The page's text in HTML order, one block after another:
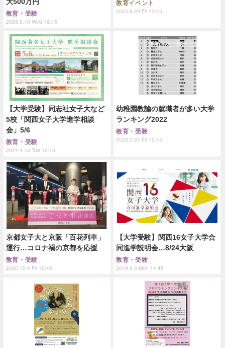
教育・受験
2025.9.10 Wed 19:15
教育イベント
2025.8.29 Fri 13:15
【大学受験】同志社女子大など
5校「関西女子大学進学相談
会」5/6
教育・受験
2024.4.16 Tue 12:15
幼稚園教諭の就職者が多い大学
ランキング2022
教育・受験
2023.2.24 Fri 10:15
京都女子大と京阪「百花列車」
運行…コロナ禍の京都を応援
教育・受験
2020.12.4 Fri 12:45
【大学受験】関西16女子大学合
同進学説明会…8/24大阪
教育・受験
2019.6.3 Mon 14:45